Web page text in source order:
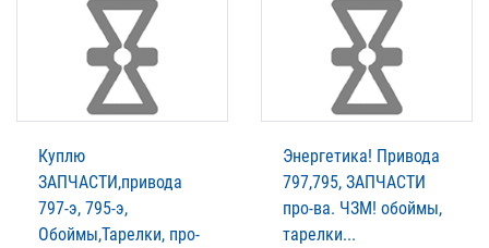
Куплю
ЗАПЧАСТИ,привода
797-э, 795-э,
Обоймы,Тарелки, про-
Энергетика! Привода
797,795, ЗАПЧАСТИ
про-ва. ЧЗМ! обоймы,
тарелки...